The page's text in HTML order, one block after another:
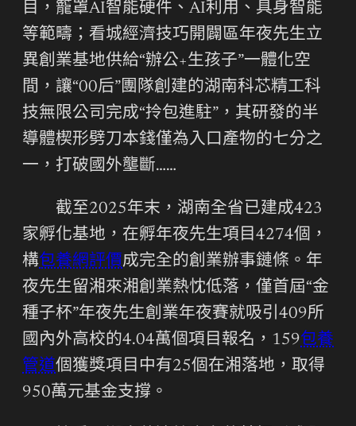
目，籠罩AI智能硬件、AI利用、具身智能
等範疇；看城經濟技巧開闢區年夜先生立
異創業基地供給“辦公+生孩子”一體化空
間，讓“00后”團隊創建的湖南科芯精工科
技無限公司完成“拎包進駐”，其研發的半
導體楔形劈刀本錢僅為入口產物的七分之
一，打破國外壟斷……
截至2025年末，湖南全省已建成423
家孵化基地，在孵年夜先生項目4274個，
構包養網評價成完全的創業辦事鏈條。年
夜先生留湘來湘創業熱忱低落，僅首屆“金
種子杯”年夜先生創業年夜賽就吸引409所
國內外高校的4.04萬個項目報名，159包養
管道個獲獎項目中有25個在湘落地，取得
950萬元基金支撐。